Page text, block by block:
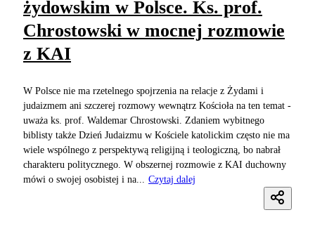
żydowskim w Polsce. Ks. prof.
Chrostowski w mocnej rozmowie
z KAI
W Polsce nie ma rzetelnego spojrzenia na relacje z Żydami i
judaizmem ani szczerej rozmowy wewnątrz Kościoła na ten temat -
uważa ks. prof. Waldemar Chrostowski. Zdaniem wybitnego
biblisty także Dzień Judaizmu w Kościele katolickim często nie ma
wiele wspólnego z perspektywą religijną i teologiczną, bo nabrał
charakteru politycznego. W obszernej rozmowie z KAI duchowny
mówi o swojej osobistej i na...
Czytaj dalej